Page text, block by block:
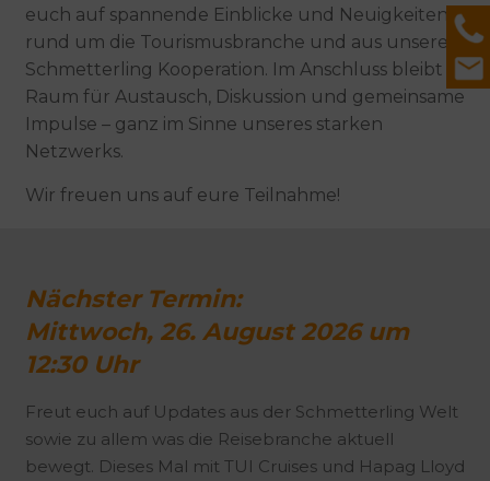
euch auf spannende Einblicke und Neuigkeiten
rund um die Tourismusbranche und aus unserer
Schmetterling Kooperation. Im Anschluss bleibt
Raum für Austausch, Diskussion und gemeinsame
Impulse – ganz im Sinne unseres starken
Netzwerks.
Wir freuen uns auf eure Teilnahme!
Nächster Termin:
Mittwoch, 26. August 2026 um
12:30 Uhr
Freut euch auf Updates aus der Schmetterling Welt
sowie zu allem was die Reisebranche aktuell
bewegt. Dieses Mal mit TUI Cruises und Hapag Lloyd